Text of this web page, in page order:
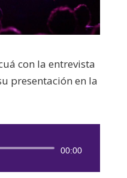
con la entrevista
presentación en la
00:00